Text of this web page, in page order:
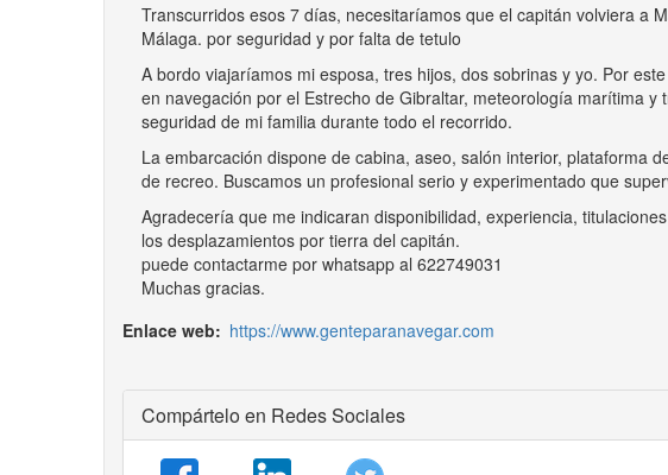
Transcurridos esos 7 días, necesitaríamos que el capitán volviera a
Málaga. por seguridad y por falta de tetulo
A bordo viajaríamos mi esposa, tres hijos, dos sobrinas y yo. Por
en navegación por el Estrecho de Gibraltar, meteorología marítima
seguridad de mi familia durante todo el recorrido.
La embarcación dispone de cabina, aseo, salón interior, plataforma
de recreo. Buscamos un profesional serio y experimentado que
Agradecería que me indicaran disponibilidad, experiencia,
los desplazamientos por tierra del capitán.
puede contactarme por whatsapp al 622749031
Muchas gracias.
Enlace web
https://www.genteparanavegar.com
Compártelo en Redes Sociales